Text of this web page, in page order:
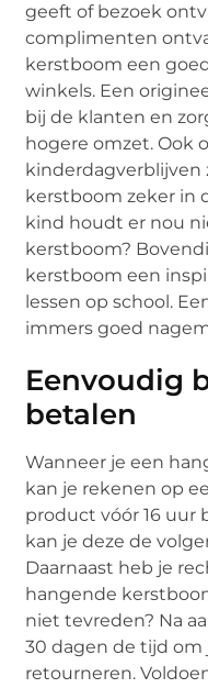
geeft of bezoek
complimenten
kerstboom een
winkels. Een
bij de klanten en
hogere omzet. Ook
kinderdagverblijven
kerstboom zeker in
kind houdt er nou
kerstboom?
kerstboom een
lessen op school.
immers goed
Eenvoudig
betalen
Wanneer je een
kan je rekenen op
product vóór 16 uur
kan je deze de
Daarnaast heb je
hangende
niet tevreden? Na
30 dagen de tijd
retourneren.